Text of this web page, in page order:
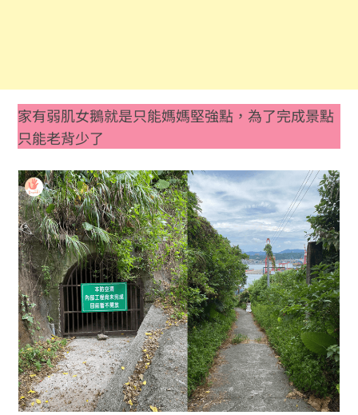
家有弱肌女鵝就是只能媽媽堅強點，為了完成景點
只能老背少了